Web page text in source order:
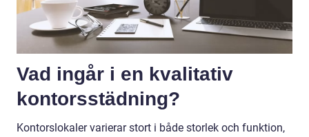
Vad ingår i en kvalitativ
kontorsstädning?
Kontorslokaler varierar stort i både storlek och funktion,